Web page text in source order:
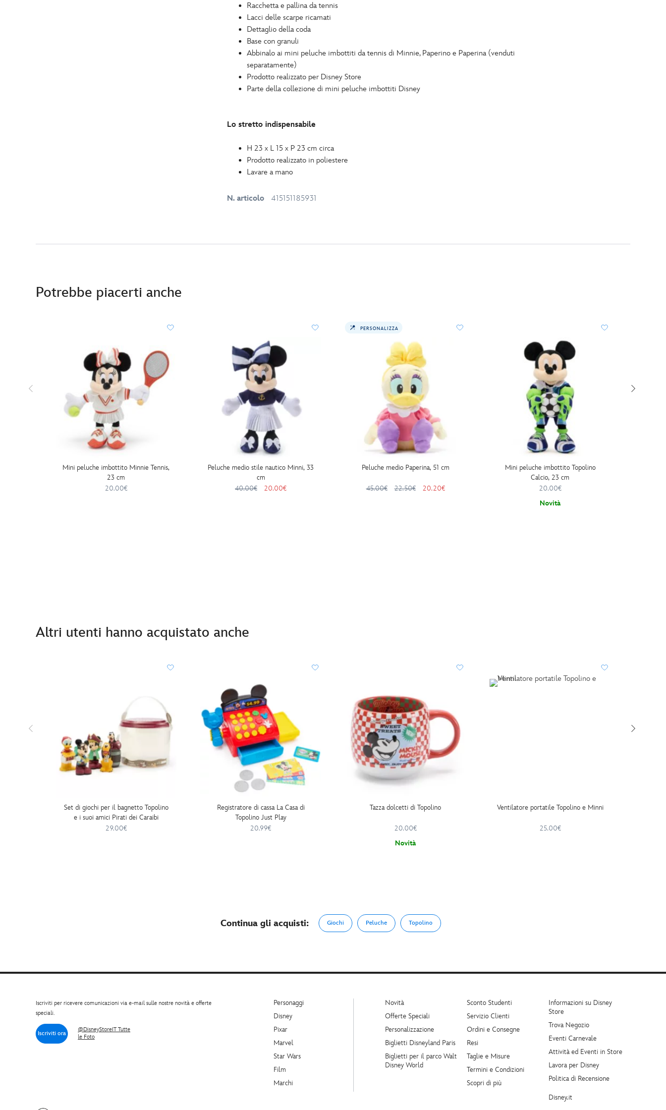
Racchetta e pallina da tennis
Lacci delle scarpe ricamati
Dettaglio della coda
Base con granuli
Abbinalo ai mini peluche imbottiti da tennis di Minnie, Paperino e Paperina (venduti
separatamente)
Prodotto realizzato per Disney Store
Parte della collezione di mini peluche imbottiti Disney
Lo stretto indispensabile
H 23 x L 15 x P 23 cm circa
Prodotto realizzato in poliestere
Lavare a mano
N. articolo 415151185931
Potrebbe piacerti anche
Mini peluche imbottito Minnie Tennis,
23 cm
20.00€
Peluche medio stile nautico Minni, 33
cm
40.00€
20.00€
PERSONALIZZA
Peluche medio Paperina, 51 cm
45.00€ 22.50€ 20.20€
Mini peluche imbottito Topolino
Calcio, 23 cm
20.00€
Novità
Altri utenti hanno acquistato anche
Set di giochi per il bagnetto Topolino
e i suoi amici Pirati dei Caraibi
29.00€
Registratore di cassa La Casa di
Topolino Just Play
20.99€
Tazza dolcetti di Topolino
20.00€
Novità
Ventilatore portatile Topolino e Minni
25.00€
Continua gli acquisti: Giochi Peluche Topolino
Iscriviti per ricevere comunicazioni via e-mail sulle nostre novità e offerte
speciali.
Iscriviti ora
@DisneyStoreIT Tutte
le Foto
Personaggi
Disney
Pixar
Marvel
Star Wars
Film
Marchi
Novità
Offerte Speciali
Personalizzazione
Biglietti Disneyland Paris
Biglietti per il parco Walt
Disney World
Sconto Studenti
Servizio Clienti
Ordini e Consegne
Resi
Taglie e Misure
Termini e Condizioni
Scopri di più
Informazioni su Disney
Store
Trova Negozio
Eventi Carnevale
Attività ed Eventi in Store
Lavora per Disney
Politica di Recensione
Disney.it